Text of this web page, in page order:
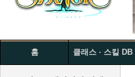
홈 클래스 · 스킬 DB